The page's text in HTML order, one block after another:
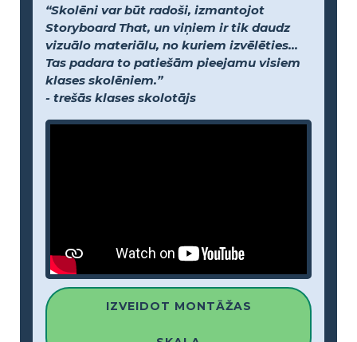
“Skolēni var būt radoši, izmantojot
Storyboard That, un viņiem ir tik daudz
vizuālo materiālu, no kuriem izvēlēties...
Tas padara to patiešām pieejamu visiem
klases skolēniem.”
- trešās klases skolotājs
IZVEIDOT MONTĀŽAS